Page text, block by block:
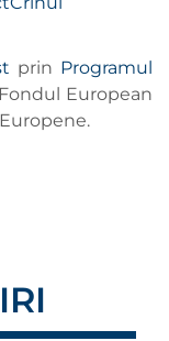
prin Programul
European